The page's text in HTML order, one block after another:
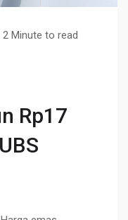
2 Minute to read
Rp17